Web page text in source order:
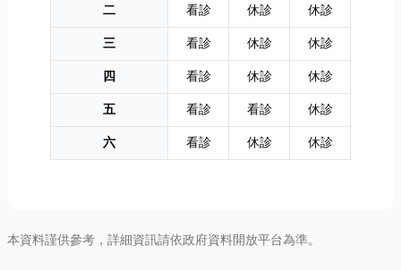
二
看診 休診
休診
三
看診 休診
休診
四
看診 休診
休診
五
看診 看診
休診
六
看診 休診 休診
本資料謹供參考，詳細資訊請依政府資料開放平台為準。